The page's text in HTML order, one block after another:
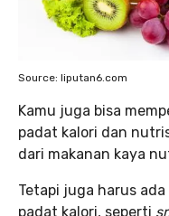
Source: liputan6.com
Kamu juga bisa
padat kalori dan
dari makanan kaya
Tetapi juga harus
padat kalori, seperti